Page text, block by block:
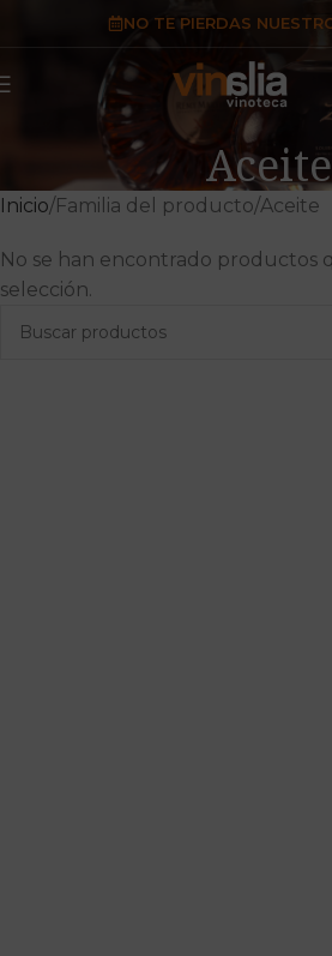
NO TE PIERDAS
Aceite
Inicio Familia del producto Aceite
No se han encontrado productos
selección.